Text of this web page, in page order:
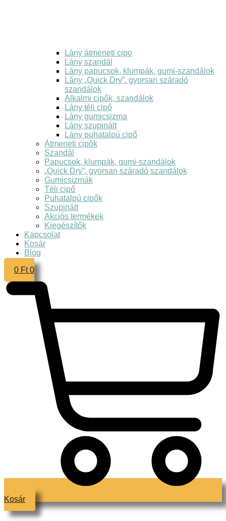
Lány átmeneti cipo
Lány szandál
Lány papucsok, klumpák, gumi-szandálok
Lány „Quick Dry”, gyorsan száradó
szandálok
Alkalmi cipők, szandálok
Lány téli cipő
Lány gumicsizma
Lány szupinált
Lány puhatalpú cipő
Átmeneti cipők
Szandál
Papucsok, klumpák, gumi-szandálok
„Quick Dry”, gyorsan száradó szandálok
Gumicsizmák
Téli cipő
Puhatalpú cipők
Szupinált
Akciós termékek
Kiegészítők
Kapcsolat
Kosár
Blog
0 Ft 0
Kosár